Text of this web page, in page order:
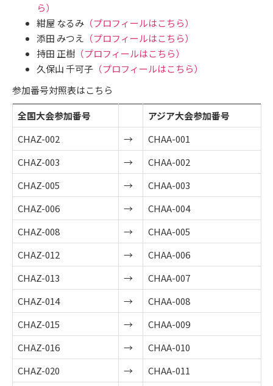
ら）
紺屋 なるみ（プロフィールはこちら）
添田 みつえ （プロフィールはこちら）
持田 正樹（プロフィールはこちら）
久保山 千可子（プロフィールはこちら）
参加番号対照表はこちら
全国大会参加番号
アジア大会参加番号
CHAZ-002
→
CHAA-001
CHAZ-003
→
CHAA-002
CHAZ-005
→
CHAA-003
CHAZ-006
→
CHAA-004
CHAZ-008
→
CHAA-005
CHAZ-012
→
CHAA-006
CHAZ-013
→
CHAA-007
CHAZ-014
→
CHAA-008
CHAZ-015
→
CHAA-009
CHAZ-016
→
CHAA-010
CHAZ-020
→
CHAA-011